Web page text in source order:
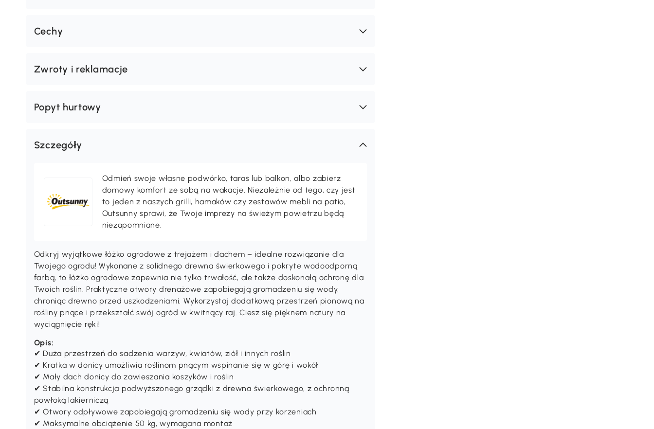
Cechy
Zwroty i reklamacje
Popyt hurtowy
Szczegóły
Odmień swoje własne podwórko, taras lub balkon, albo zabierz
domowy komfort ze sobą na wakacje. Niezależnie od tego, czy jest
to jeden z naszych grilli, hamaków czy zestawów mebli na patio,
Outsunny sprawi, że Twoje imprezy na świeżym powietrzu będą
niezapomniane.
Odkryj wyjątkowe łóżko ogrodowe z trejażem i dachem – idealne rozwiązanie dla
Twojego ogrodu! Wykonane z solidnego drewna świerkowego i pokryte wodoodporną
farbą, to łóżko ogrodowe zapewnia nie tylko trwałość, ale także doskonałą ochronę dla
Twoich roślin. Praktyczne otwory drenażowe zapobiegają gromadzeniu się wody,
chroniąc drewno przed uszkodzeniami. Wykorzystaj dodatkową przestrzeń pionową na
rośliny pnące i przekształć swój ogród w kwitnący raj. Ciesz się pięknem natury na
wyciągnięcie ręki!
Opis:
✔ Duża przestrzeń do sadzenia warzyw, kwiatów, ziół i innych roślin
✔ Kratka w donicy umożliwia roślinom pnącym wspinanie się w górę i wokół
✔ Mały dach donicy do zawieszania koszyków i roślin
✔ Stabilna konstrukcja podwyższonego grządki z drewna świerkowego, z ochronną
powłoką lakierniczą
✔ Otwory odpływowe zapobiegają gromadzeniu się wody przy korzeniach
✔ Maksymalne obciążenie 50 kg, wymagana montaż